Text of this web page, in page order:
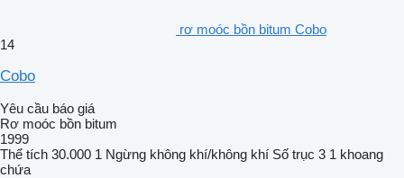
rơ moóc bồn bitum Cobo
14
Cobo
Yêu cầu báo giá
Rơ moóc bồn bitum
1999
Thể tích 30.000 1 Ngừng không khí/không khí Số trục 3 1 khoang
chứa